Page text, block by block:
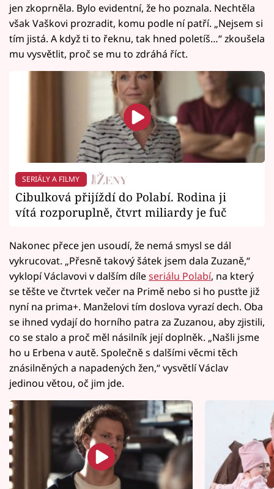
jen zkoprněla. Bylo evidentní, že ho poznala. Nechtěla
však Vaškovi prozradit, komu podle ní patří. „Nejsem si
tím jistá. A když ti to řeknu, tak hned poletíš…“ zkoušela
mu vysvětlit, proč se mu to zdráhá říct.
SERIÁLY A FILMY
Cibulková přijíždí do Polabí. Rodina ji
vítá rozporuplně, čtvrt miliardy je fuč
Nakonec přece jen usoudí, že nemá smysl se dál
vykrucovat. „Přesně takový šátek jsem dala Zuzaně,“
vyklopí Václavovi v dalším díleseriálu Polabí, na který
se těšte ve čtvrtek večer na Primě nebo si ho pusťte již
nyní na prima+. Manželovi tím doslova vyrazí dech. Oba
se ihned vydají do horního patra za Zuzanou, aby zjistili,
co se stalo a proč měl násilník její doplněk. „Našli jsme
ho u Erbena v autě. Společně s dalšími věcmi těch
znásilněných a napadených žen,“ vysvětlí Václav
jedinou větou, oč jim jde.